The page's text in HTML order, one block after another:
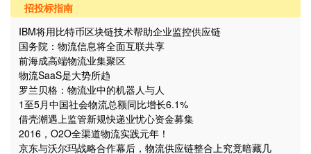
招投标指南
IBM将用比特币区块链技术帮助企业监控供应链
国务院：物流信息将全面互联共享
前海成高端物流业集聚区
物流SaaS是大势所趋
罗兰贝格：物流业中的机器人与人
1至5月中国社会物流总额同比增长6.1%
借壳潮遇上监管新规快递业忧心资金募集
2016，O2O全渠道物流实践元年！
京东与沃尔玛战略合作幕后，物流供应链整合上究竟暗藏几